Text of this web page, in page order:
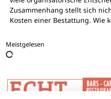
Zusammenhang stellt sich
Kosten einer Bestattung. Wie
Meistgelesen